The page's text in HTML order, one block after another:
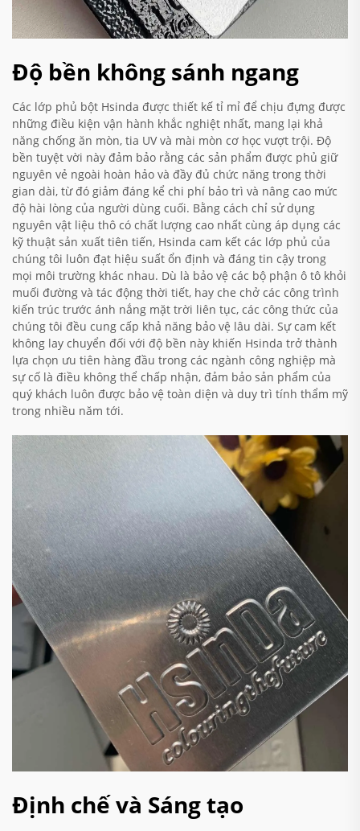
Độ bền không sánh ngang
Các lớp phủ bột Hsinda được thiết kế tỉ mỉ để chịu đựng được
những điều kiện vận hành khắc nghiệt nhất, mang lại khả
năng chống ăn mòn, tia UV và mài mòn cơ học vượt trội. Độ
bền tuyệt vời này đảm bảo rằng các sản phẩm được phủ giữ
nguyên vẻ ngoài hoàn hảo và đầy đủ chức năng trong thời
gian dài, từ đó giảm đáng kể chi phí bảo trì và nâng cao mức
độ hài lòng của người dùng cuối. Bằng cách chỉ sử dụng
nguyên vật liệu thô có chất lượng cao nhất cùng áp dụng các
kỹ thuật sản xuất tiên tiến, Hsinda cam kết các lớp phủ của
chúng tôi luôn đạt hiệu suất ổn định và đáng tin cậy trong
mọi môi trường khác nhau. Dù là bảo vệ các bộ phận ô tô khỏi
muối đường và tác động thời tiết, hay che chở các công trình
kiến trúc trước ánh nắng mặt trời liên tục, các công thức của
chúng tôi đều cung cấp khả năng bảo vệ lâu dài. Sự cam kết
không lay chuyển đối với độ bền này khiến Hsinda trở thành
lựa chọn ưu tiên hàng đầu trong các ngành công nghiệp mà
sự cố là điều không thể chấp nhận, đảm bảo sản phẩm của
quý khách luôn được bảo vệ toàn diện và duy trì tính thẩm mỹ
trong nhiều năm tới.
Định chế và Sáng tạo